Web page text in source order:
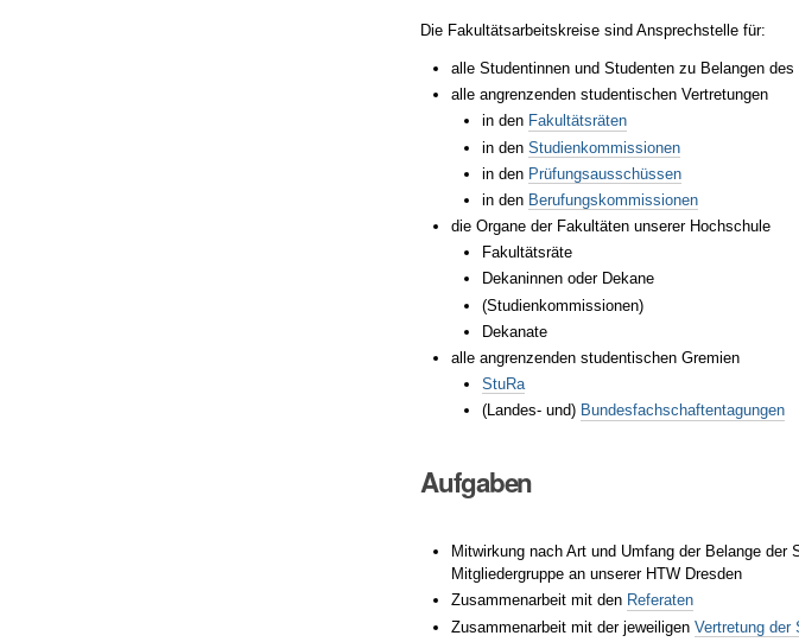
Die Fakultätsarbeitskreise sind Ansprechstelle für:
alle Studentinnen und Studenten zu Belangen des
alle angrenzenden studentischen Vertretungen
in den Fakultätsräten
in den Studienkommissionen
in den Prüfungsausschüssen
in den Berufungskommissionen
die Organe der Fakultäten unserer Hochschule
Fakultätsräte
Dekaninnen oder Dekane
(Studienkommissionen)
Dekanate
alle angrenzenden studentischen Gremien
StuRa
(Landes- und) Bundesfachschaftentagungen
Aufgaben
Mitwirkung nach Art und Umfang der Belange
Mitgliedergruppe an unserer HTW Dresden
Zusammenarbeit mit den Referaten
Zusammenarbeit mit der jeweiligen Vertretung der